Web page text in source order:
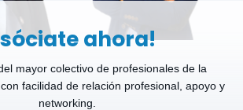
ahora!
mayor colectivo de profesionales de la
facilidad de relación profesional, apoyo y
networking.